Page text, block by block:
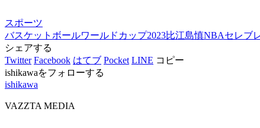
スポーツ
バスケットボールワールドカップ2023比江島慎NBAセレブ
シェアする
Twitter Facebook はてブ Pocket LINE コピー
ishikawaをフォローする
ishikawa
VAZZTA MEDIA